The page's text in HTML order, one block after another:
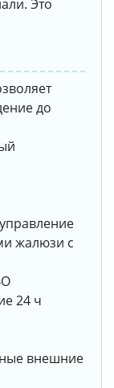
Это
до
жалюзи с
24 ч
внешние